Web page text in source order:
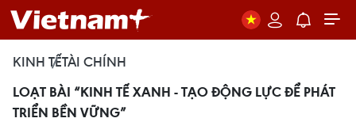
KINH TẾTÀI CHÍNH
LOẠT BÀI “KINH TẾ XANH - TẠO ĐỘNG LỰC ĐỂ PHÁT
TRIỂN BỀN VỮNG”